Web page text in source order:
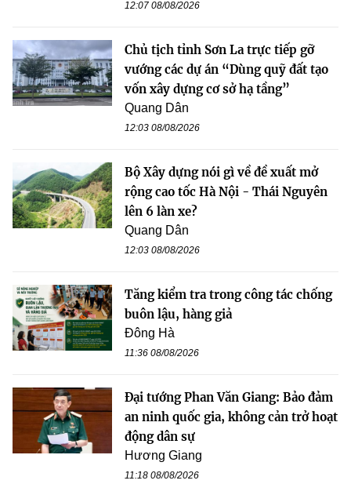
12:07 08/08/2026
Chủ tịch tỉnh Sơn La trực tiếp gỡ
vướng các dự án “Dùng quỹ đất tạo
vốn xây dựng cơ sở hạ tầng”
Quang Dân
12:03 08/08/2026
Bộ Xây dựng nói gì về đề xuất mở
rộng cao tốc Hà Nội - Thái Nguyên
lên 6 làn xe?
Quang Dân
12:03 08/08/2026
Tăng kiểm tra trong công tác chống
buôn lậu, hàng giả
Đông Hà
11:36 08/08/2026
Đại tướng Phan Văn Giang: Bảo đảm
an ninh quốc gia, không cản trở hoạt
động dân sự
Hương Giang
11:18 08/08/2026